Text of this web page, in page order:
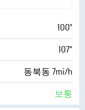
100°
107°
동북동 7mi/h
보통